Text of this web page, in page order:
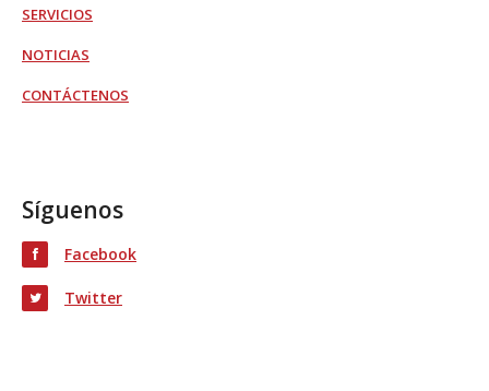
SERVICIOS
NOTICIAS
CONTÁCTENOS
Síguenos
Facebook
Twitter